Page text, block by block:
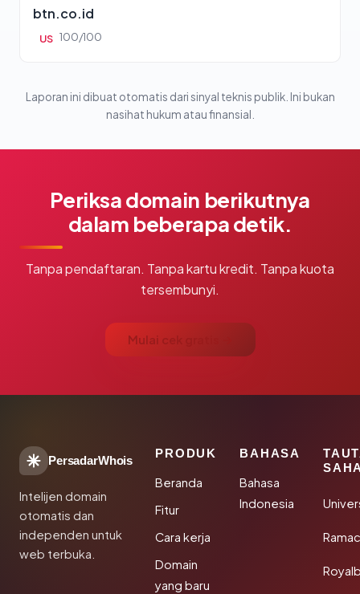
btn.co.id
US 100/100
Laporan ini dibuat otomatis dari sinyal teknis publik. Ini bukan
nasihat hukum atau finansial.
Periksa domain berikutnya
dalam beberapa detik.
Tanpa pendaftaran. Tanpa kartu kredit. Tanpa kuota
tersembunyi.
Mulai cek gratis →
PersadarWhois
Intelijen domain
otomatis dan
independen untuk
web terbuka.
PRODUK
Beranda
Fitur
Cara kerja
Domain
yang baru
BAHASA
Bahasa
Indonesia